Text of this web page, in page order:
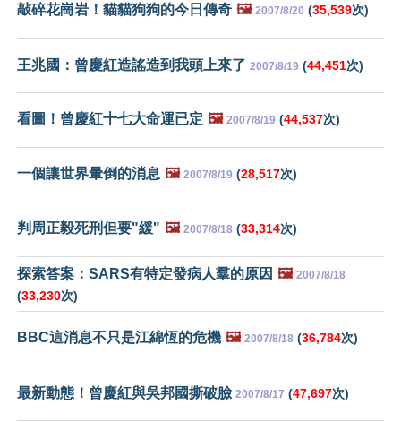
敲碎花崗岩！貓貓狗狗的今日傳奇 🖼️ 2007/8/20 (35,539次)
王兆國：曾慶紅造謠造到我頭上來了 2007/8/19 (44,451次)
看圖！曾慶紅十七大命運已定 🖼️ 2007/8/19 (44,537次)
一個讓世界暈倒的消息 🖼️ 2007/8/19 (28,517次)
判周正毅死刑但要"緩" 🖼️ 2007/8/18 (33,314次)
探索答案：SARS有特定發病人羣的原因 🖼️ 2007/8/18
(33,230次)
BBC這消息不只是江綿恆的危機 🖼️ 2007/8/18 (36,784次)
最新動態！曾慶紅與吳邦國撕破臉 2007/8/17 (47,697次)